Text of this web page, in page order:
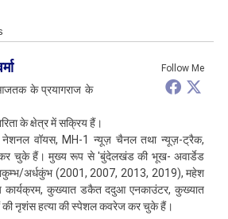
Follow Me
के प्रयागराज के
के क्षेत्र में सक्रिय हैं।
नेशनल वॉयस, MH-1 न्यूज़ चैनल तथा न्यूज़-ट्रैक,
कर चुके हैं। मुख्य रूप से 'बुंदेलखंड की भूख- अवार्डेड
अर्धकुंभ (2001, 2007, 2013, 2019), महेश
कार्यक्रम, कुख्यात डकैत ददुआ एनकाउंटर, कुख्यात
की नृशंस हत्या की स्पेशल कवरेज कर चुके हैं।